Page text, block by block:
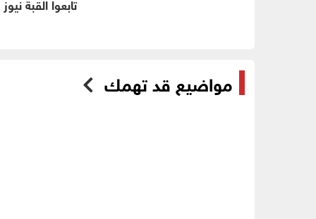
مواضيع قد تهمك